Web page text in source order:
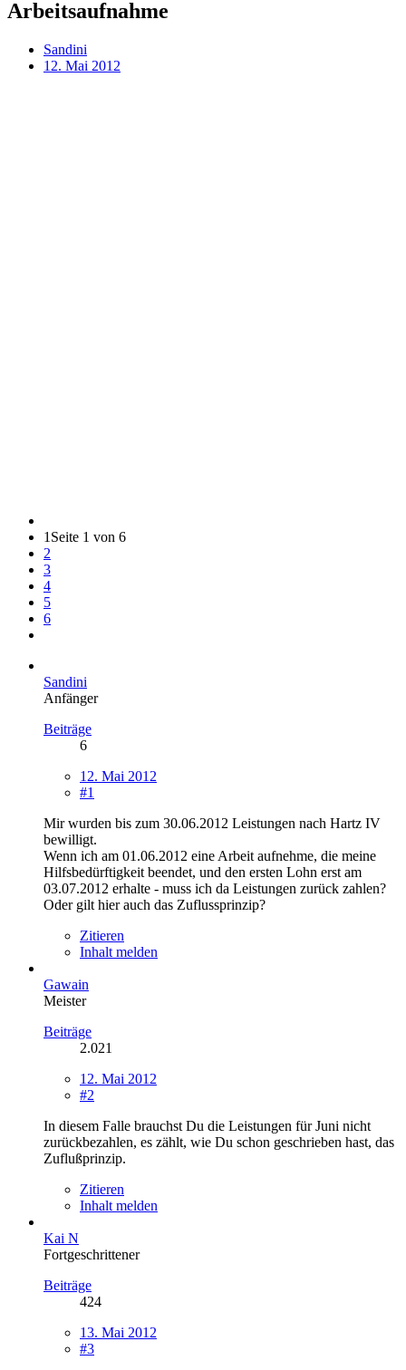
Arbeitsaufnahme
Sandini
12. Mai 2012
1 Seite 1 von 6
2
3
4
5
6
Sandini
Anfänger
Beiträge
6
12. Mai 2012
#1
Mir wurden bis zum 30.06.2012 Leistungen nach Hartz IV
bewilligt.
Wenn ich am 01.06.2012 eine Arbeit aufnehme, die meine
Hilfsbedürftigkeit beendet, und den ersten Lohn erst am
03.07.2012 erhalte - muss ich da Leistungen zurück zahlen?
Oder gilt hier auch das Zuflussprinzip?
Zitieren
Inhalt melden
Gawain
Meister
Beiträge
2.021
12. Mai 2012
#2
In diesem Falle brauchst Du die Leistungen für Juni nicht
zurückbezahlen, es zählt, wie Du schon geschrieben hast, das
Zuflußprinzip.
Zitieren
Inhalt melden
Kai N
Fortgeschrittener
Beiträge
424
13. Mai 2012
#3